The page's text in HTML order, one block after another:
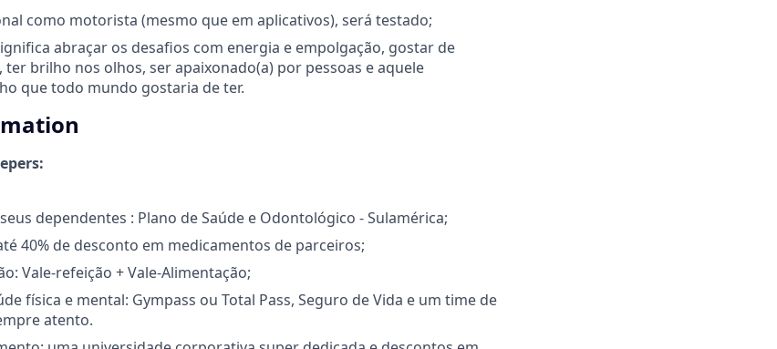
como motorista (mesmo que em aplicativos), será testado;
abraçar os desafios com energia e empolgação, gostar de
brilho nos olhos, ser apaixonado(a) por pessoas e aquele
que todo mundo gostaria de ter.
dependentes : Plano de Saúde e Odontológico - Sulamérica;
40% de desconto em medicamentos de parceiros;
Vale-refeição + Vale-Alimentação;
física e mental: Gympass ou Total Pass, Seguro de Vida e um time de
atento.